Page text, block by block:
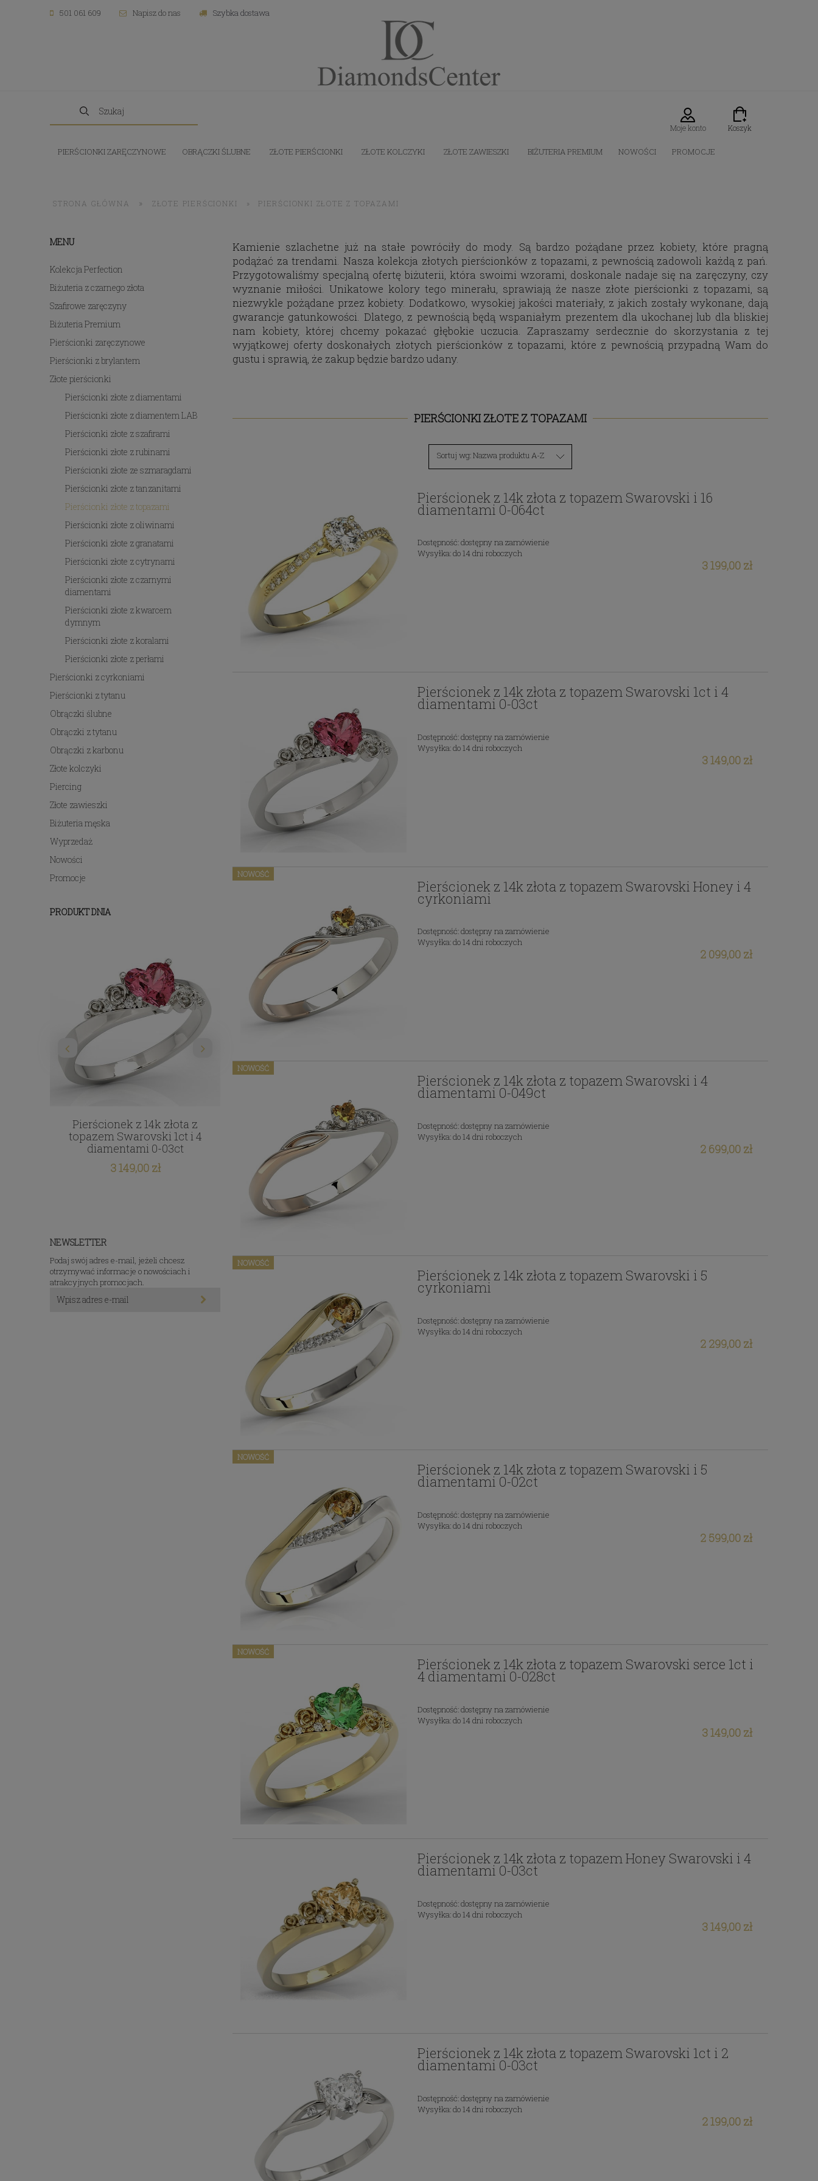
501 061 609 Napisz do nas Szybka dostawa
Koszyk
Moje konto
PIERŚCIONKI ZARĘCZYNOWE OBRĄCZKI ŚLUBNE ZŁOTE PIERŚCIONKI ZŁOTE KOLCZYKI ZŁOTE ZAWIESZKI BIŻUTERIA PREMIUM NOWOŚCI PROMOCJE
STRONA GŁÓWNA » ZŁOTE PIERŚCIONKI » PIERŚCIONKI ZŁOTE Z TOPAZAMI
MENU
Kolekcja Perfection
Biżuteria z czarnego złota
Szafirowe zaręczyny
Biżuteria Premium
Pierścionki zaręczynowe
Pierścionki z brylantem
Złote pierścionki
Pierścionki złote z diamentami
Pierścionki złote z diamentem LAB
Pierścionki złote z szafirami
Pierścionki złote z rubinami
Pierścionki złote ze szmaragdami
Pierścionki złote z tanzanitami
Pierścionki złote z topazami
Pierścionki złote z oliwinami
Pierścionki złote z granatami
Pierścionki złote z cytrynami
Pierścionki złote z czarnymi
diamentami
Pierścionki złote z kwarcem
dymnym
Pierścionki złote z koralami
Pierścionki złote z perłami
Pierścionki z cyrkoniami
Pierścionki z tytanu
Obrączki ślubne
Obrączki z tytanu
Obrączki z karbonu
Złote kolczyki
Piercing
Złote zawieszki
Biżuteria męska
Wyprzedaż
Nowości
Promocje
PRODUKT DNIA
Pierścionek z 14k złota z
topazem Swarovski 1ct i 4
diamentami 0-03ct
3 149,00 zł
Pierścionek z 14k złota z
cyrkonią Swarovski
3 095,71 zł
Pierścionek z 14k złota z
topazem Swarovski serce 1ct i 4
NEWSLETTER
Podaj swój adres e-mail, jeżeli chcesz
otrzymywać informacje o nowościach i
atrakcyjnych promocjach.
Kamienie szlachetne już na stałe powróciły do mody. Są bardzo pożądane przez kobiety, które pragną
podążać za trendami. Nasza kolekcja złotych pierścionków z topazami, z pewnością zadowoli każdą z pań.
Przygotowaliśmy specjalną ofertę biżuterii, która swoimi wzorami, doskonale nadaje się na zaręczyny, czy
wyznanie miłości. Unikatowe kolory tego minerału, sprawiają że nasze złote pierścionki z topazami, są
niezwykle pożądane przez kobiety. Dodatkowo, wysokiej jakości materiały, z jakich zostały wykonane, dają
gwarancje gatunkowości. Dlatego, z pewnością będą wspaniałym prezentem dla ukochanej lub dla bliskiej
nam kobiety, której chcemy pokazać głębokie uczucia. Zapraszamy serdecznie do skorzystania z tej
wyjątkowej oferty doskonałych złotych pierścionków z topazami, które z pewnością przypadną Wam do
gustu i sprawią, że zakup będzie bardzo udany.
PIERŚCIONKI ZŁOTE Z TOPAZAMI
Sortuj wg:Nazwa produktu A-Z
Pierścionek z 14k złota z topazem Swarovski i 16
diamentami 0-064ct
Dostępność:dostępny na zamówienie
Wysyłka:do 14 dni roboczych
3 199,00 zł
Pierścionek z 14k złota z topazem Swarovski 1ct i 4
diamentami 0-03ct
Dostępność:dostępny na zamówienie
Wysyłka:do 14 dni roboczych
3 149,00 zł
Pierścionek z 14k złota z topazem Swarovski Honey i 4
cyrkoniami
Dostępność:dostępny na zamówienie
Wysyłka:do 14 dni roboczych
2 099,00 zł
NOWOŚĆ
Pierścionek z 14k złota z topazem Swarovski i 4
diamentami 0-049ct
Dostępność:dostępny na zamówienie
Wysyłka:do 14 dni roboczych
2 699,00 zł
NOWOŚĆ
Pierścionek z 14k złota z topazem Swarovski i 5
cyrkoniami
Dostępność:dostępny na zamówienie
Wysyłka:do 14 dni roboczych
2 299,00 zł
NOWOŚĆ
Pierścionek z 14k złota z topazem Swarovski i 5
diamentami 0-02ct
Dostępność:dostępny na zamówienie
Wysyłka:do 14 dni roboczych
2 599,00 zł
NOWOŚĆ
Pierścionek z 14k złota z topazem Swarovski serce 1ct i
4 diamentami 0-028ct
Dostępność:dostępny na zamówienie
Wysyłka:do 14 dni roboczych
3 149,00 zł
NOWOŚĆ
Pierścionek z 14k złota z topazem Honey Swarovski i 4
diamentami 0-03ct
Dostępność:dostępny na zamówienie
Wysyłka:do 14 dni roboczych
3 149,00 zł
Pierścionek z 14k złota z topazem Swarovski 1ct i 2
diamentami 0-03ct
Dostępność:dostępny na zamówienie
Wysyłka:do 14 dni roboczych
2 199,00 zł